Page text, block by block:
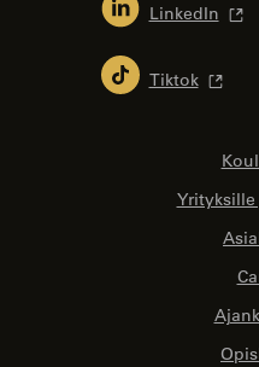
LinkedIn
Tiktok